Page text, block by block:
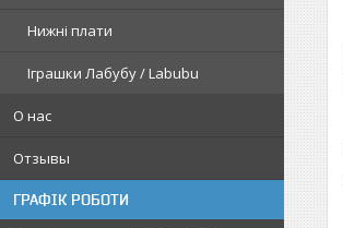
Нижні плати
Іграшки Лабубу / Labubu
О нас
Отзывы
ГРАФІК РОБОТИ